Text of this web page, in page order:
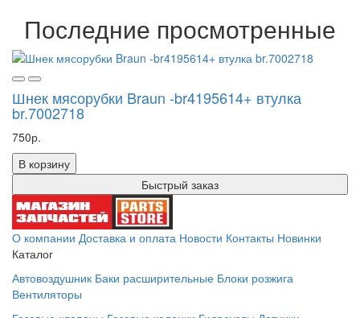
Последние просмотренные
Шнек мясорубки Braun -br4195614+ втулка
br.7002718
750р.
В корзину
Быстрый заказ
О компании Доставка и оплата Новости Контакты Новинки
Каталог
Автовоздушник Баки расширительные Блоки розжига
Вентиляторы